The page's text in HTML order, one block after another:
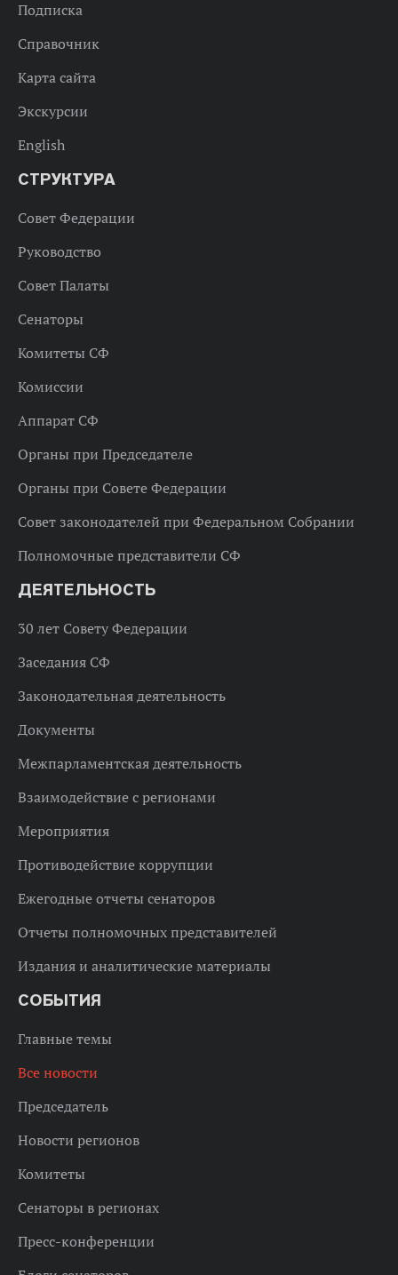
Подписка
Справочник
Карта сайта
Экскурсии
English
СТРУКТУРА
Совет Федерации
Руководство
Совет Палаты
Сенаторы
Комитеты СФ
Комиссии
Аппарат СФ
Органы при Председателе
Органы при Совете Федерации
Совет законодателей при Федеральном Собрании
Полномочные представители СФ
ДЕЯТЕЛЬНОСТЬ
30 лет Совету Федерации
Заседания СФ
Законодательная деятельность
Документы
Межпарламентская деятельность
Взаимодействие с регионами
Мероприятия
Противодействие коррупции
Ежегодные отчеты сенаторов
Отчеты полномочных представителей
Издания и аналитические материалы
СОБЫТИЯ
Главные темы
Все новости
Председатель
Новости регионов
Комитеты
Сенаторы в регионах
Пресс-конференции